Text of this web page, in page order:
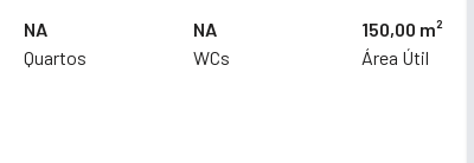
NA
Quartos
NA
WCs
150,00 m²
Área Útil